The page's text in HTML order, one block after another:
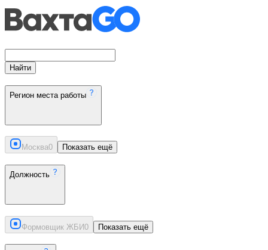
Найти
Регион места работы
Москва0 Показать ещё
Должность
Формовщик ЖБИ0 Показать ещё